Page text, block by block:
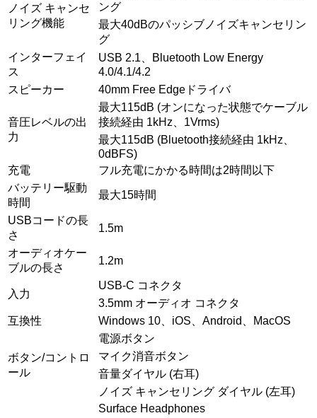
ノイズ キャンセ
リング機能
ング
最大40dBのパッシブノイズキャンセリン
グ
インターフェイ
ス
USB 2.1、Bluetooth Low Energy
4.0/4.1/4.2
スピーカー
40mm Free Edgeドライバ
音圧レベルの出
力
最大115dB (オンになった状態でケーブル
接続経由 1kHz、1Vrms)
最大115dB (Bluetooth接続経由 1kHz、
0dBFS)
充電
フル充電にかかる時間は2時間以下
バッテリー駆動
時間
最大15時間
USBコードの長
さ
1.5m
オーディオケー
ブルの長さ
1.2m
入力
USB-C コネクタ
3.5mm オーディオ コネクタ
互換性
Windows 10、iOS、Android、MacOS
ボタン/コントロ
ール
電源ボタン
マイク消音ボタン
音量ダイヤル (右耳)
ノイズ キャンセリング ダイヤル (左耳)
Surface Headphones